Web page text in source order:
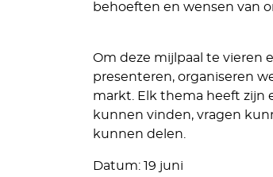
behoeften en wensen van
Om deze mijlpaal te vieren
presenteren, organiseren
markt. Elk thema heeft zijn
kunnen vinden, vragen
kunnen delen.
Datum: 19 juni